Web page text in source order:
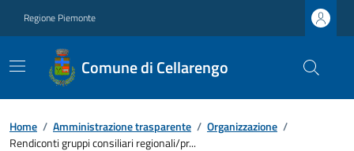
Regione Piemonte
Comune di Cellarengo
Home / Amministrazione trasparente / Organizzazione /
Rendiconti gruppi consiliari regionali/pr...